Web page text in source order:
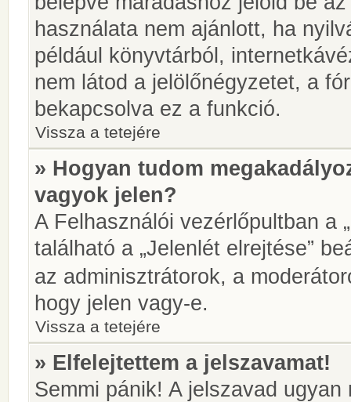
használata nem ajánlott, ha
például könyvtárból,
nem látod a jelölőnégyzetet, a
bekapcsolva ez a funkció.
Vissza a tetejére
» Hogyan tudom
vagyok jelen?
A Felhasználói vezérlőpultban a
található a „Jelenlét elrejtése”
az adminisztrátorok, a
hogy jelen vagy-e.
Vissza a tetejére
» Elfelejtettem a jelszavamat!
Semmi pánik! A jelszavad